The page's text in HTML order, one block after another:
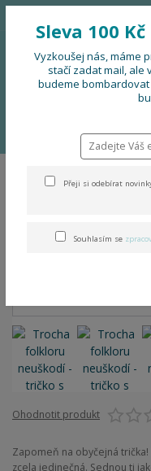
Trocha
tričko s
Ohodnotit produkt
Zapomeň na obyčejná
zcela jedinečná. Sednou ti
Sleva 100
Vyzkoušej nás, máme
stačí zadat mail, ale
budeme bombardovat
Přeji si odebírat
Souhlasím se